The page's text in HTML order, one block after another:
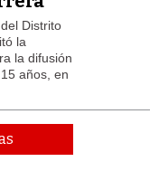
Distrito
la
la difusión
años, en